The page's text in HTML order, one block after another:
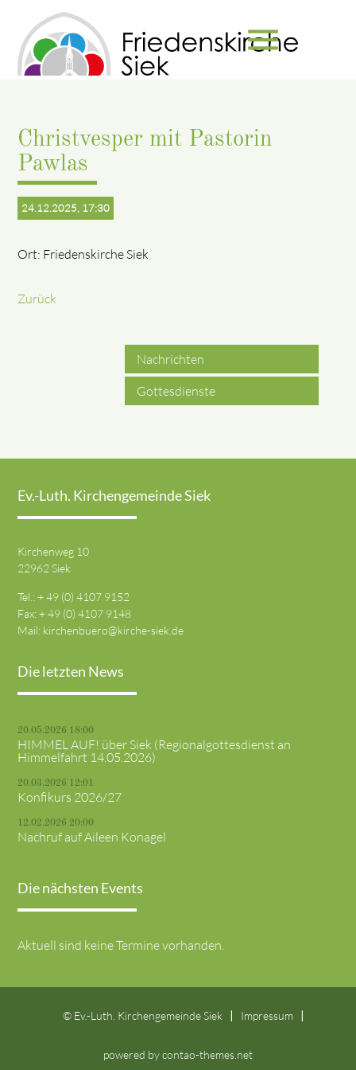
menu
Christvesper mit Pastorin
Pawlas
24.12.2025, 17:30
Ort: Friedenskirche Siek
Zurück
Nachrichten
Gottesdienste
Ev.-Luth. Kirchengemeinde Siek
Kirchenweg 10
22962 Siek
Tel.: + 49 (0) 4107 9152
Fax: + 49 (0) 4107 9148
Mail: kirchenbuero@kirche-siek.de
Die letzten News
20.05.2026 18:00
HIMMEL AUF! über Siek (Regionalgottesdienst an
Himmelfahrt 14.05.2026)
20.03.2026 12:01
Konfikurs 2026/27
12.02.2026 20:00
Nachruf auf Aileen Konagel
Die nächsten Events
Aktuell sind keine Termine vorhanden.
© Ev.-Luth. Kirchengemeinde Siek Impressum
powered bycontao-themes.net